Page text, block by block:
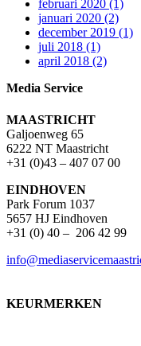
februari 2020 (1)
januari 2020 (2)
december 2019 (1)
juli 2018 (1)
april 2018 (2)
Media Service
MAASTRICHT
Galjoenweg 65
6222 NT Maastricht
+31 (0)43 – 407 07 00
EINDHOVEN
Park Forum 1037
5657 HJ Eindhoven
+31 (0) 40 – 206 42 99
KEURMERKEN